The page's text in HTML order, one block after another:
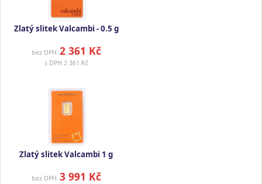
Zlatý slitek Valcambi - 0.5 g
bez DPH 2 361 Kč
s DPH 2 361 Kč
Zlatý slitek Valcambi 1 g
bez DPH 3 991 Kč